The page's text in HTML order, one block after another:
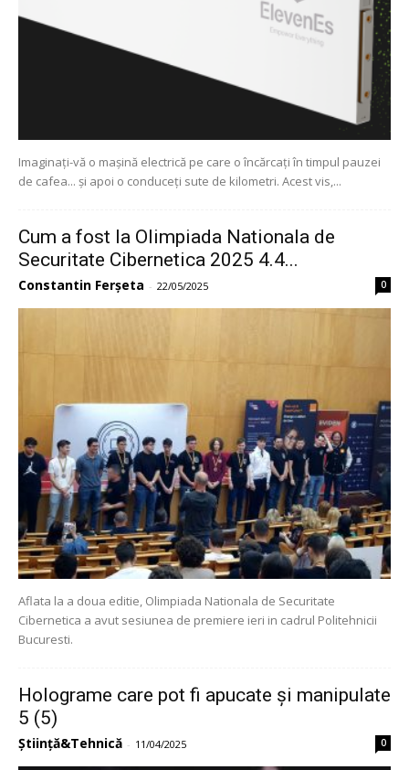
Imaginați-vă o mașină electrică pe care o încărcați în timpul pauzei
de cafea... și apoi o conduceți sute de kilometri. Acest vis,...
Cum a fost la Olimpiada Nationala de
Securitate Cibernetica 2025 4.4...
Constantin Ferșeta - 22/05/2025 0
Aflata la a doua editie, Olimpiada Nationala de Securitate
Cibernetica a avut sesiunea de premiere ieri in cadrul Politehnicii
Bucuresti.
Holograme care pot fi apucate și manipulate
5 (5)
Știință&Tehnică - 11/04/2025 0